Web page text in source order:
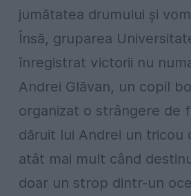
jumătatea drumului și
Însă, gruparea
înregistrat victorii nu
Andrei Glăvan, un copil
organizat o strângere de
dăruit lui Andrei un tricou
atât mai mult când
doar un strop dintr-un